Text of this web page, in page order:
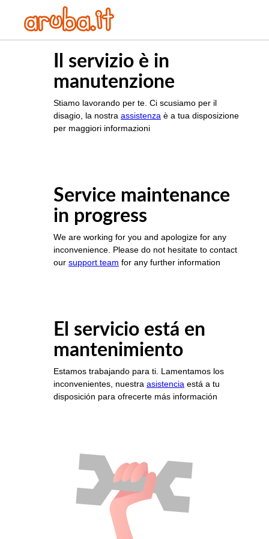
Il servizio è in
manutenzione
Stiamo lavorando per te. Ci scusiamo per il
disagio, la nostra assistenza è a tua disposizione
per maggiori informazioni
Service maintenance
in progress
We are working for you and apologize for any
inconvenience. Please do not hesitate to contact
our support team for any further information
El servicio está en
mantenimiento
Estamos trabajando para ti. Lamentamos los
inconvenientes, nuestra asistencia está a tu
disposición para ofrecerte más información